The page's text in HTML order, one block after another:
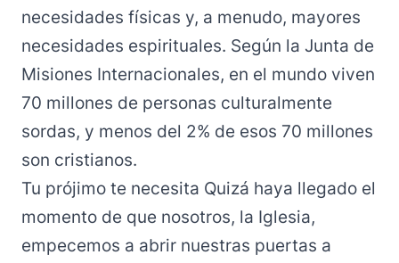
necesidades físicas y, a menudo, mayores
necesidades espirituales. Según la Junta de
Misiones Internacionales, en el mundo viven
70 millones de personas culturalmente
sordas, y menos del 2% de esos 70 millones
son cristianos.
Tu prójimo te necesita Quizá haya llegado el
momento de que nosotros, la Iglesia,
empecemos a abrir nuestras puertas a